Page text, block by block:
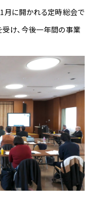
月に開かれる定時総会で
け、今後一年間の事業